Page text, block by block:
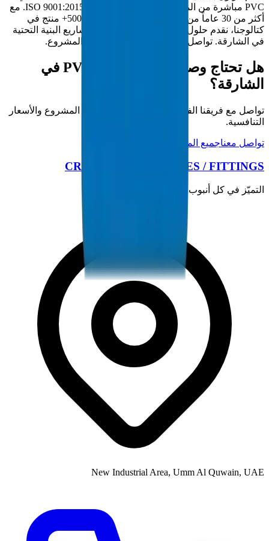
PVC مباشرة من المصنع من منشأتنا المعتمدة ISO 9001:2015. مع
أكثر من 30 عاماً من خبرة التصنيع في الخليج و5000+ منتج في
كتالوجنا، نقدم حلول أنابيب / تجهيزات كاملة لمشاريع البنية التحتية
في الشارقة. تواصل مع فريقنا الفني لمتطلبات المشروع.
هل تحتاج وصلات ضغط عالي PVC في
الشارقة؟
تواصل مع فريقنا الفني للحصول على مواصفات المشروع والأسعار
التنافسية.
تواصل معناجميع المنتجات
CROWN PLASTIC PIPES / FITTINGS
التميّز في كل أنبوب
New Industrial Area, Umm Al Quwain, UAE